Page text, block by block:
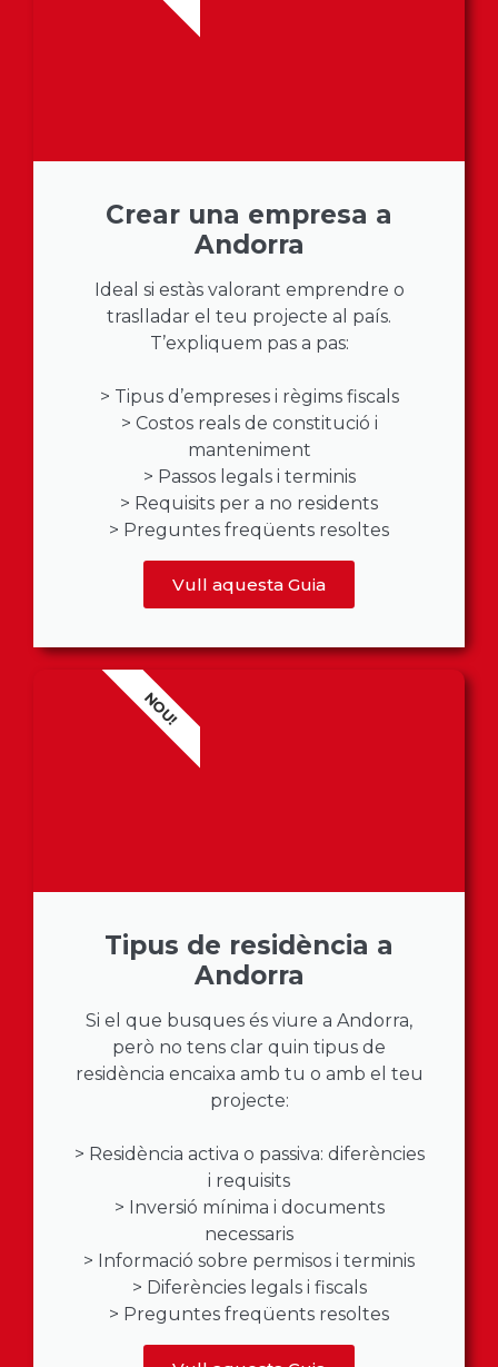
Crear una empresa a
Andorra
Ideal si estàs valorant emprendre o
traslladar el teu projecte al país.
T’expliquem pas a pas:
> Tipus d’empreses i règims fiscals
> Costos reals de constitució i
manteniment
> Passos legals i terminis
> Requisits per a no residents
> Preguntes freqüents resoltes
Vull aquesta Guia
Tipus de residència a
Andorra
Si el que busques és viure a Andorra,
però no tens clar quin tipus de
residència encaixa amb tu o amb el teu
projecte:
> Residència activa o passiva: diferències
i requisits
> Inversió mínima i documents
necessaris
> Informació sobre permisos i terminis
> Diferències legals i fiscals
> Preguntes freqüents resoltes
NOU!